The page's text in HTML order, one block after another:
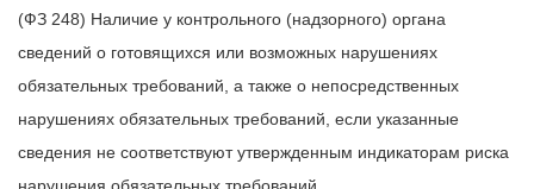
(ФЗ 248) Наличие у контрольного (надзорного) органа
сведений о готовящихся или возможных нарушениях
обязательных требований, а также о непосредственных
нарушениях обязательных требований, если указанные
сведения не соответствуют утвержденным индикаторам риска
нарушения обязательных требований